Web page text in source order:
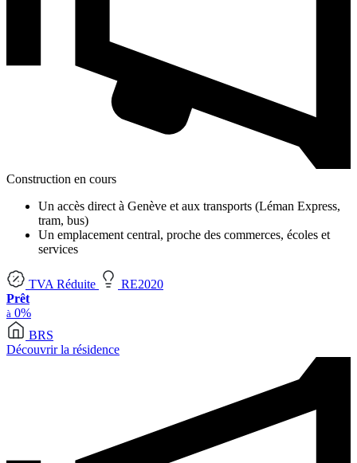
Construction en cours
Un accès direct à Genève et aux transports (Léman Express,
tram, bus)
Un emplacement central, proche des commerces, écoles et
services
TVA Réduite
RE2020
Prêt
à 0%
BRS
Découvrir la résidence